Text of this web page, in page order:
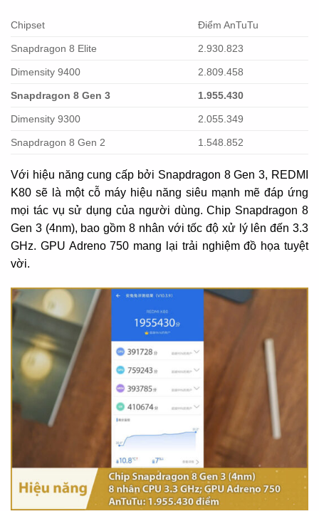
Chipset Điểm AnTuTu
Snapdragon 8 Elite 2.930.823
Dimensity 9400 2.809.458
Snapdragon 8 Gen 3 1.955.430
Dimensity 9300 2.055.349
Snapdragon 8 Gen 2 1.548.852
Với hiệu năng cung cấp bởi Snapdragon 8 Gen 3, REDMI
K80 sẽ là một cỗ máy hiệu năng siêu mạnh mẽ đáp ứng
mọi tác vụ sử dụng của người dùng. Chip Snapdragon 8
Gen 3 (4nm), bao gồm 8 nhân với tốc độ xử lý lên đến 3.3
GHz. GPU Adreno 750 mang lại trải nghiệm đồ họa tuyệt
vời.